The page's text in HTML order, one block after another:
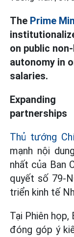
The Prime
on public
autonomy in
salaries.
partnerships
Thủ tướng
mạnh nội
nhất của Ban
quyết số 79-
triển kinh tế
Tại Phiên
đóng góp ý